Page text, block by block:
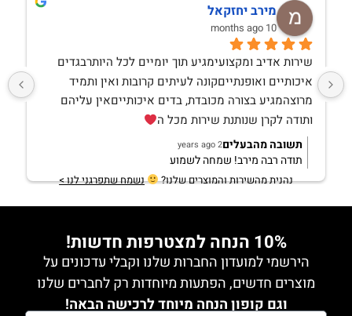
מירב יחזקאל
10 months ago
ותודה לקרן שנותנת שירות מכל ה
תשובה מהבעלים2 years ago
תודה רבה מירב! שמחה לשמוע
נהנית מהשירות והמוצרים שלנו? נשמח שתפרגני לנו >
10% הנחה למצטרפות חדשות!
הירשמי למועדון החברות שלנו וקבלי עדכונים על
מוצרים חדשים, הפתעות מיוחדות רק לחברים שלנו
וגם קופון הנחה מיוחד לרכישה הבאה!